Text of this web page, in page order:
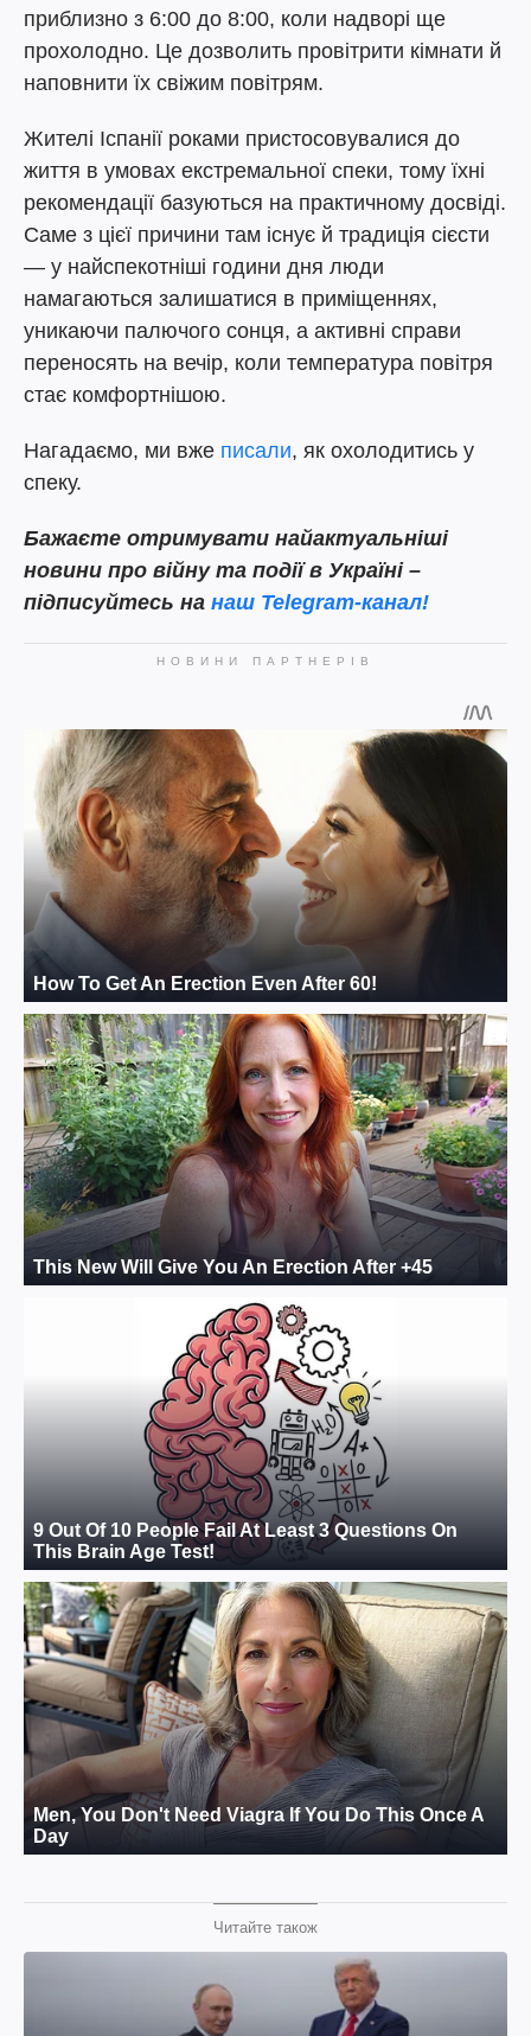
приблизно з 6:00 до 8:00, коли надворі ще
прохолодно. Це дозволить провітрити кімнати й
наповнити їх свіжим повітрям.
Жителі Іспанії роками пристосовувалися до
життя в умовах екстремальної спеки, тому їхні
рекомендації базуються на практичному досвіді.
Саме з цієї причини там існує й традиція сієсти
— у найспекотніші години дня люди
намагаються залишатися в приміщеннях,
уникаючи палючого сонця, а активні справи
переносять на вечір, коли температура повітря
стає комфортнішою.
Нагадаємо, ми вже писали, як охолодитись у
спеку.
Бажаєте отримувати найактуальніші
новини про війну та події в Україні –
підписуйтесь на наш Telegram-канал!
Читайте також